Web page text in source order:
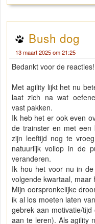
Bush dog
13 maart 2025 om 21:25
Bedankt voor de reacties!
Met agility lijkt het nu
laat zich na wat
vast pakken.
Ik heb het er ook even
de trainster en met een
zijn leeftijd nog te
natuurlijk vollop in de
veranderen.
Ik hou het voor nu in
volgende kwartaal, maar
Mijn oorspronkelijke
ik al los moeten laten
gebrek aan motivatie/
aan te leren). Als agility